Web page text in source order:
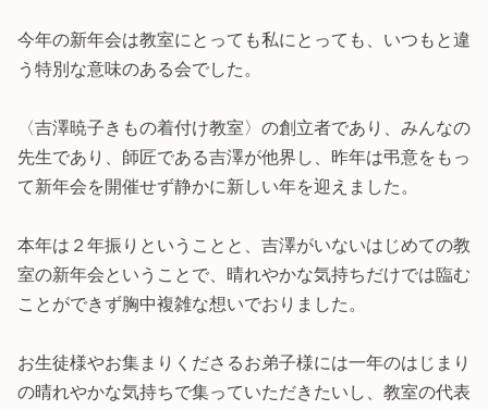
今年の新年会は教室にとっても私にとっても、いつもと違
う特別な意味のある会でした。
〈吉澤暁子きもの着付け教室〉の創立者であり、みんなの
先生であり、師匠である吉澤が他界し、昨年は弔意をもっ
て新年会を開催せず静かに新しい年を迎えました。
本年は２年振りということと、吉澤がいないはじめての教
室の新年会ということで、晴れやかな気持ちだけでは臨む
ことができず胸中複雑な想いでおりました。
お生徒様やお集まりくださるお弟子様には一年のはじまり
の晴れやかな気持ちで集っていただきたいし、教室の代表